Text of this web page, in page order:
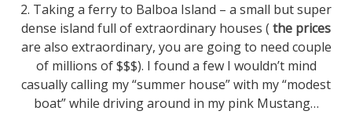
2. Taking a ferry to Balboa Island – a small but super
dense island full of extraordinary houses ( the prices
are also extraordinary, you are going to need couple
of millions of $$$). I found a few I wouldn’t mind
casually calling my “summer house” with my “modest
boat” while driving around in my pink Mustang…